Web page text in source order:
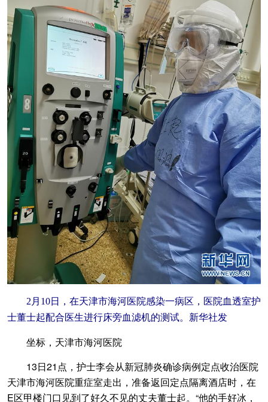
2月10日，在天津市海河医院感染一病区，医院血透室护
士董士起配合医生进行床旁血滤机的测试。新华社发
坐标，天津市海河医院
13日21点，护士李会从新冠肺炎确诊病例定点收治医院
天津市海河医院重症室走出，准备返回定点隔离酒店时，在
E区甲楼门口见到了好久不见的丈夫董士起。“他的手好冰，